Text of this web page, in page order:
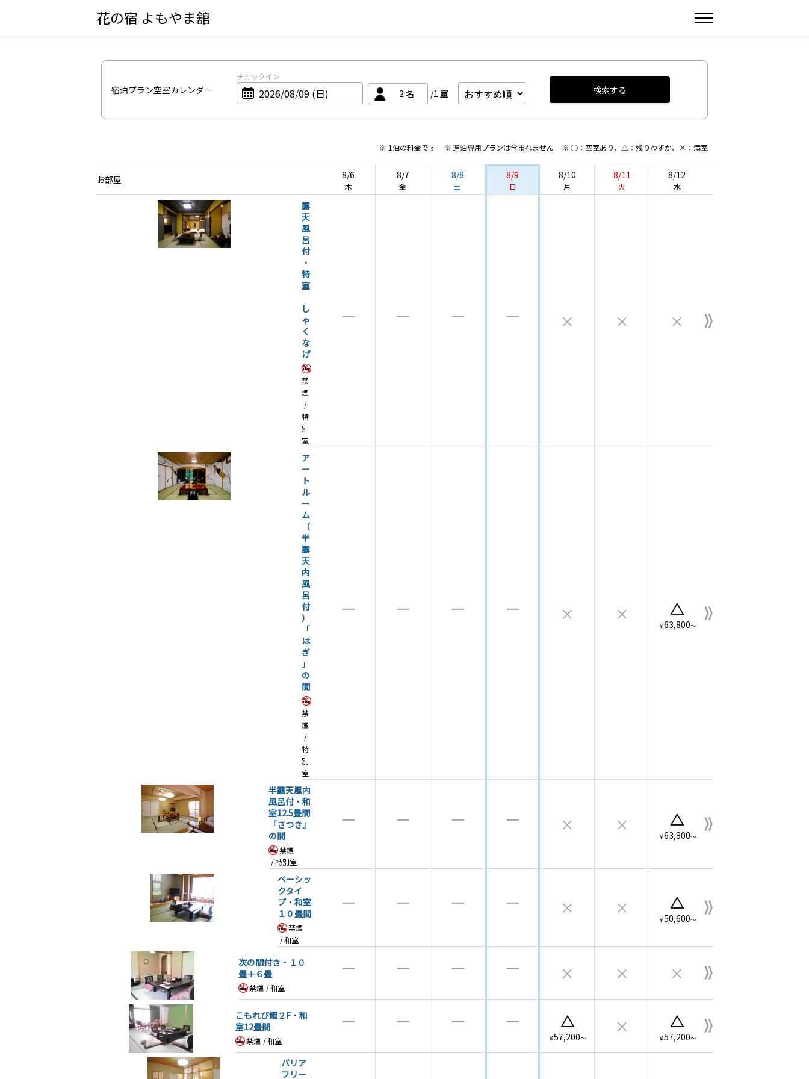
花の宿 よもやま舘
宿泊プラン空室カレンダー
チェックイン
2 名 /1 室 検索する
※ 1泊の料金です ※ 連泊専用プランは含まれません ※ ○：空室あり、△：残りわずか、×：満室
お部屋 8/6
木
8/7
金
8/8
土
8/9
日
8/10
月
8/11
火
8/12
水
露
天
風
呂
付
・
特
室
し
ゃ
く
な
げ
禁
煙
特
別
室
― ― ― ― × × ×
ア
ー
ト
ル
ー
ム
（
半
露
天
内
風
呂
付
）
「
は
ぎ
」
の
間
禁
煙
特
別
室
― ― ― ― × × △
￥63,800～
半露天風内
風呂付・和
室12.5畳間
「さつき」
の間
禁煙
特別室
― ― ― ― × × △
￥63,800～
ベーシッ
クタイ
プ・和室
１０畳間
禁煙
和室
― ― ― ― × × △
￥50,600～
次の間付き・１０
畳＋６畳
禁煙 和室
― ― ― ― × × ×
こもれび館２F・和
室12畳間
禁煙 和室
― ― ― ― △
￥57,200～
× △
￥57,200～
バリア
フリー